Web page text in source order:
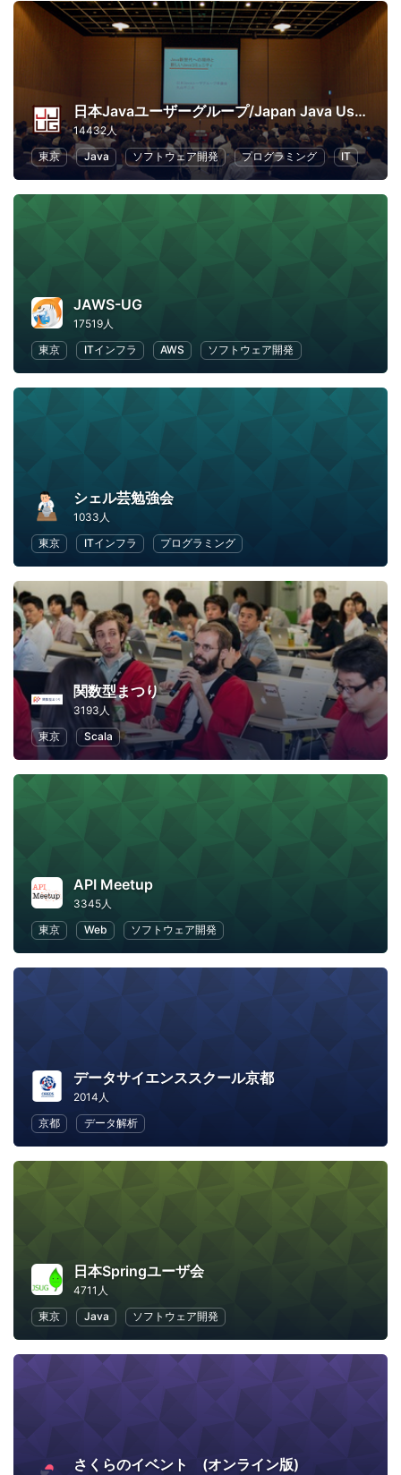
日本Javaユーザーグループ/Japan Java User Group
14432人
東京
Java ソフトウェア開発 プログラミング IT
JAWS-UG
17519人
東京
ITインフラ AWS ソフトウェア開発
シェル芸勉強会
1033人
東京
ITインフラ プログラミング
関数型まつり
3193人
東京
Scala
API Meetup
3345人
東京
Web ソフトウェア開発
データサイエンススクール京都
2014人
京都
データ解析
日本Springユーザ会
4711人
東京
Java ソフトウェア開発
さくらのイベント (オンライン版)